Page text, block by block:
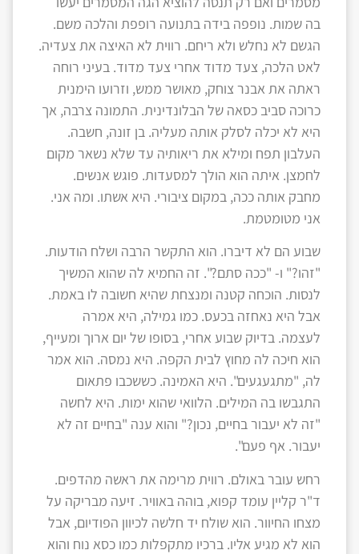
בה שמות. נופפה בידה בתנועה רופפת והלכה משם.
הגשם לא נחלש ולא ריחם. רווית לא האיצה את צעדיה.
לאט הלכה, צעד מדוד אחרי צעד מדוד. בעיני רוחה
ראתה את אבנר צוחק, מאושר ממש, וזרועו הימנית
כרוכה סביב כסאה של הבלונדינית. התמונה צרבה, אך
היא לא יכלה לסלק אותה מעליה. בן זונה, חשבה.
העלבון תפח ומילא את ריאותיה עד שלא נשאר מקום
לחמצן. איתה הוא הולך למסעדות. פוגש אנשים.
מחבק אותה ככה, במקום ציבורי. היא אשתו. ומה אני.
אני מטומטמת.
שבוע הם לא דיברו. הוא התקשר הרבה ושלח הודעות.
"זהו?" ו- "ככה סתם?". זה החמיא לה שהוא המשיך
לנסות. הוכחה קטנה ומנצחת שהיא חשובה לו באמת.
אבל היא נאחזה בכעס. כמו גמילה, היא אמרה
לעצמה. בדיוק שבוע אחרי, בסופו של יום ארוך ומעייף,
הוא חיכה לה מחוץ לבית הקפה. היא נמסה. הוא אמר
לה, "מתגעגעים". היא האמינה. כששכבו פתאום
התגבשו בה המילים. הלוואי שהוא ימות. היא לחשה
"זה לא יעבור בחיים, נכון?" והוא ענה "בחיים זה לא
יעבור. אף פעם".
רחש עובר באולם. רווית מרימה את ראשה מהדפים.
ד"ר קליין עומד קפוא, בוהה באוויר. זיעה מבריקה על
מצחו החיוור. הוא שולח יד חלשה לכיוון הפודיום, אבל
הוא לא מגיע אליו. ברכיו מתקפלות כמו כסא נוח והוא